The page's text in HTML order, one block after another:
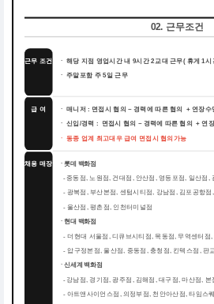
02. 근무조건
근무 조건
ㆍ 해당 지점 영업시간 내 9시간 2교대 근무( 휴게 1시
ㆍ 주말포함 주 5일 근무
급 여 ㆍ 매니저 : 면접시 협의 ~ 경력에 따른 협의 + 연장수
ㆍ 신입/경력 : 면접시 협의 ~ 경력에 따른 협의 + 연
ㆍ 동종 업계 최고대우 급여 면접시 협의가능
채용 매장 ㆍ롯데 백화점
-중동점, 노원점, 건대점, 안산점, 영등포점, 일산점,
- 광복점, 부산본점, 센텀시티점, 강남점, 김포공항
- 울산점, 평촌점, 인천터미널점
ㆍ현대 백화점
- 더현대 서울점, 디큐브시티점, 목동점, 무역센터점
- 압구정본점, 울산점, 중동점, 충청점, 킨텍스점, 판
ㆍ신세계 백화점
- 강남점, 경기점, 광주점, 김해점, 대구점, 마산점, 본
- 아트앤사이언스점, 의정부점, 천안아산점, 타임스